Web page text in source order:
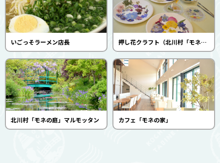
いごっそラーメン店長 押し花クラフト（北川村「モネの庭」マルモッタン）
北川村「モネの庭」マルモッタン カフェ「モネの家」